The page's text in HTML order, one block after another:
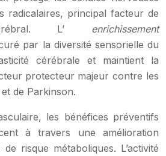
radicalaires, principal facteur de
L’ enrichissement
par la diversité sensorielle du
cérébrale et maintient la
protecteur majeur contre les
et de Parkinson.
les bénéfices préventifs
à travers une amélioration
risque métaboliques. L’activité